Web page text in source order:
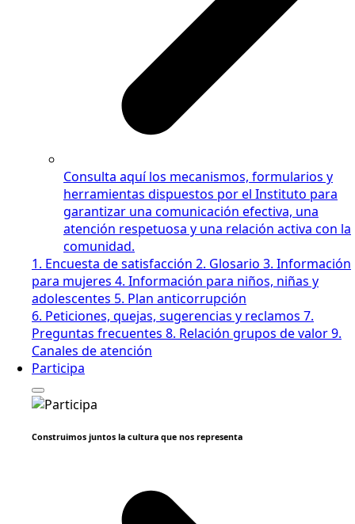
Consulta aquí los mecanismos, formularios y
herramientas dispuestos por el Instituto para
garantizar una comunicación efectiva, una
atención respetuosa y una relación activa con la
comunidad.
1. Encuesta de satisfacción 2. Glosario 3. Información
para mujeres 4. Información para niños, niñas y
adolescentes 5. Plan anticorrupción
6. Peticiones, quejas, sugerencias y reclamos 7.
Preguntas frecuentes 8. Relación grupos de valor9.
Canales de atención
Participa
Construimos juntos la cultura que nos representa